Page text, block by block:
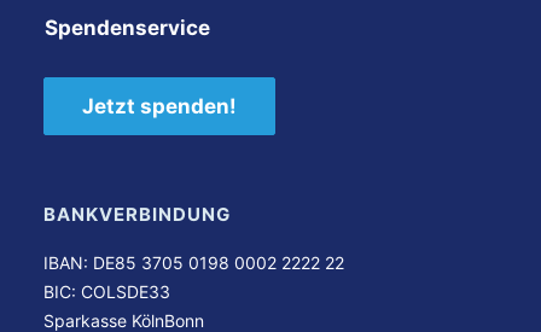
Spendenservice
Jetzt spenden!
BANKVERBINDUNG
IBAN: DE85 3705 0198 0002 2222 22
BIC: COLSDE33
Sparkasse KölnBonn